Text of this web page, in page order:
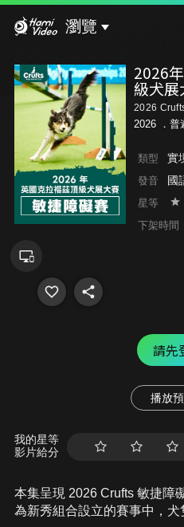
瀏覽
2026
級犬展
2026
2026 ． 普
類型 實
發音 國
星等
下架時間
請先
播放
我的星等
影片給分
本集呈現 2026 Crufts 敏捷障
為新秀組合設立的賽事中，